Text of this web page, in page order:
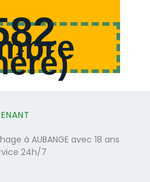
)
à AUBANGE avec 18 ans
24h/7